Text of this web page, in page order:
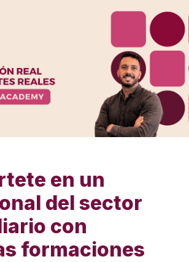
en un
del sector
con
formaciones